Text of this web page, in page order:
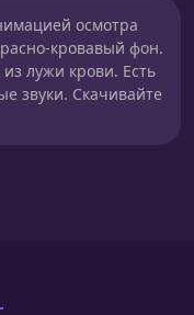
осмотра
кровавый фон.
из лужи крови. Есть
звуки. Скачивайте